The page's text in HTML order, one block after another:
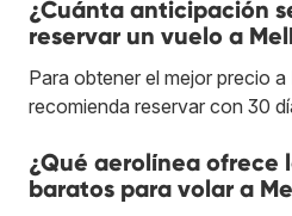
¿Cuánta anticipación
reservar un vuelo a
Para obtener el mejor precio
recomienda reservar con 30
¿Qué aerolínea ofrece
baratos para volar a